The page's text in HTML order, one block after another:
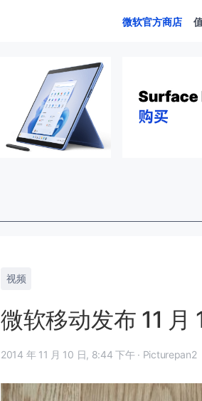
微软官方商店
视频
微软移动发布 11 月
2014 年 11 月 10 日, 8:44 下午 · Picturepan2